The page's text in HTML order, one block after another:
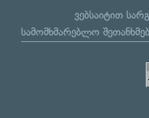
ვებსაიტით
სამომხმარებლო